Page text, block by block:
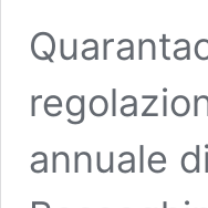
annuale